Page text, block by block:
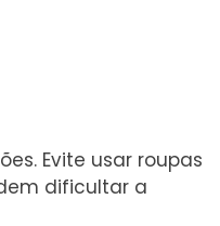
Evite usar roupas
dificultar a